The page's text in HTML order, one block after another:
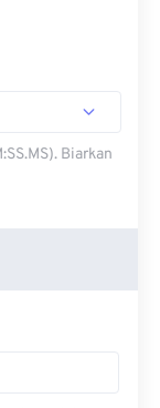
Biarkan